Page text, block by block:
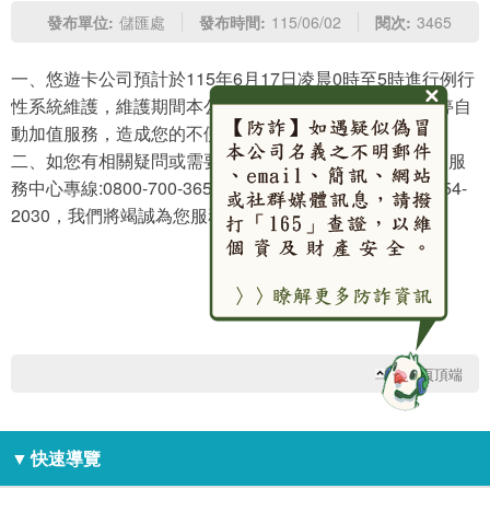
發布單位: 儲匯處 發布時間: 115/06/02 閱次: 3465
一、悠遊卡公司預計於115年6月17日凌晨0時至5時進行例行
性系統維護，維護期間本公司郵政VISA悠遊金融卡將暫停自
動加值服務，造成您的不便，敬請見諒。
二、如您有相關疑問或需要協助之處，請致電本公司顧客服
務中心專線:0800-700-365；手機請改撥付費電話:(04)2354-
2030，我們將竭誠為您服務。
回網頁頂端
▼ 快速導覽